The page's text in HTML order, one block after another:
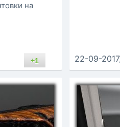
на
+1 22-09-